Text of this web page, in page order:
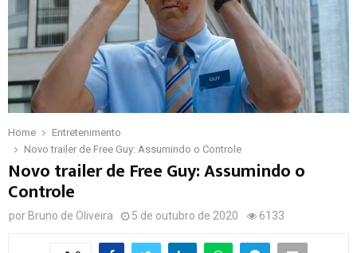
Home
Entretenimento
Novo trailer de Free Guy: Assumindo o Controle
Novo trailer de Free Guy: Assumindo o
Controle
por Bruno de Oliveira 5 de outubro de 2020 6133